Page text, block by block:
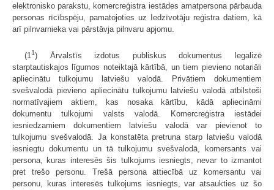
elektronisko parakstu, komercreģistra iestādes amatpersona pārbauda
personas rīcībspēju, pamatojoties uz Iedzīvotāju reģistra datiem, kā
arī pilnvarnieka vai pārstāvja pilnvaru apjomu.
(11) Ārvalstīs izdotus publiskus dokumentus legalizē
starptautiskajos līgumos noteiktajā kārtībā, un tiem pievieno notariāli
apliecinātu tulkojumu latviešu valodā. Privātiem dokumentiem
svešvalodā pievieno apliecinātu tulkojumu latviešu valodā atbilstoši
normatīvajiem aktiem, kas nosaka kārtību, kādā apliecināmi
dokumentu tulkojumi valsts valodā. Komercreģistra iestādei
iesniedzamiem dokumentiem latviešu valodā var pievienot to
tulkojumu svešvalodā. Ja konstatēta pretruna starp latviešu valodā
iesniegtu dokumentu un tā tulkojumu svešvalodā, komersants vai
persona, kuras interesēs šis tulkojums iesniegts, nevar to izmantot
pret trešo personu. Trešā persona attiecībā uz komersantu vai
personu, kuras interesēs tulkojums iesniegts, var atsaukties uz šo